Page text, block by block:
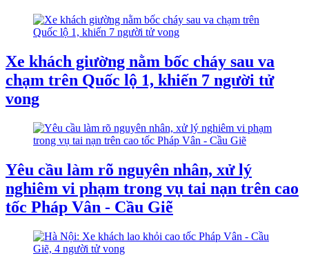
Xe khách giường nằm bốc cháy sau va
chạm trên Quốc lộ 1, khiến 7 người tử
vong
Yêu cầu làm rõ nguyên nhân, xử lý
nghiêm vi phạm trong vụ tai nạn trên cao
tốc Pháp Vân - Cầu Giẽ